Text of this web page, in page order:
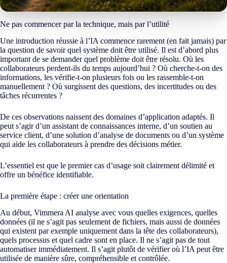
Ne pas commencer par la technique, mais par l’utilité
Une introduction réussie à l’IA commence rarement (en fait jamais) par
la question de savoir quel système doit être utilisé. Il est d’abord plus
important de se demander quel problème doit être résolu. Où les
collaborateurs perdent-ils du temps aujourd’hui ? Où cherche-t-on des
informations, les vérifie-t-on plusieurs fois ou les rassemble-t-on
manuellement ? Où surgissent des questions, des incertitudes ou des
tâches récurrentes ?
De ces observations naissent des domaines d’application adaptés. Il
peut s’agir d’un assistant de connaissances interne, d’un soutien au
service client, d’une solution d’analyse de documents ou d’un système
qui aide les collaborateurs à prendre des décisions métier.
L’essentiel est que le premier cas d’usage soit clairement délimité et
offre un bénéfice identifiable.
La première étape : créer une orientation
Au début, Vimmera AI analyse avec vous quelles exigences, quelles
données (il ne s’agit pas seulement de fichiers, mais aussi de données
qui existent par exemple uniquement dans la tête des collaborateurs),
quels processus et quel cadre sont en place. Il ne s’agit pas de tout
automatiser immédiatement. Il s’agit plutôt de vérifier où l’IA peut être
utilisée de manière sûre, compréhensible et contrôlée.